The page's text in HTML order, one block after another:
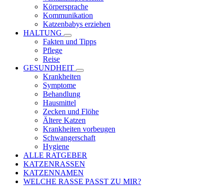
Körpersprache
Kommunikation
Katzenbabys erziehen
HALTUNG
Fakten und Tipps
Pflege
Reise
GESUNDHEIT
Krankheiten
Symptome
Behandlung
Hausmittel
Zecken und Flöhe
Ältere Katzen
Krankheiten vorbeugen
Schwangerschaft
Hygiene
ALLE RATGEBER
KATZENRASSEN
KATZENNAMEN
WELCHE RASSE PASST ZU MIR?